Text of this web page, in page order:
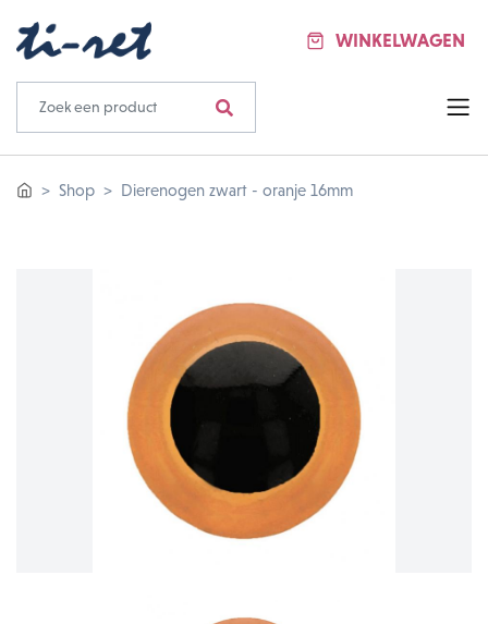
WINKELWAGEN
Shop Dierenogen zwart - oranje 16mm